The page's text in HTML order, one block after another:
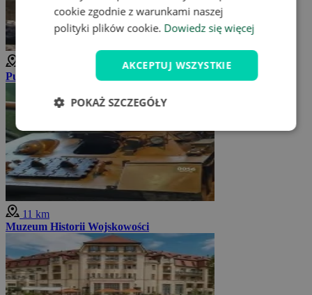
Punkt widokowy Wiszące Skały
11 km
Muzeum Historii Wojskowości
cookie zgodnie z warunkami naszej
polityki plików cookie. Dowiedz się więcej
AKCEPTUJ WSZYSTKIE
POKAŻ SZCZEGÓŁY